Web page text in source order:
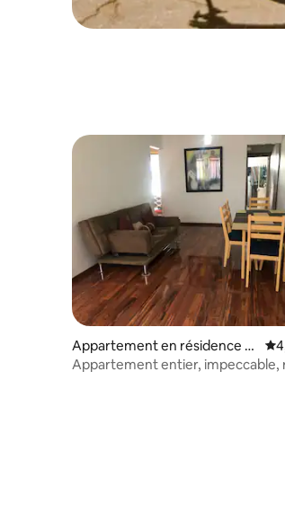
Appartement en résidence ⋅
Coyoacán
Appartement entier, impeccable,